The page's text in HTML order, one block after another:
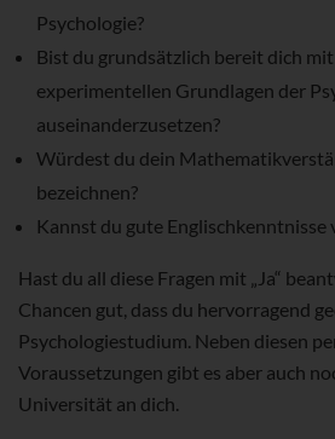
Psychologie?
Bist du grundsätzlich bereit dich
experimentellen Grundlagen der
auseinanderzusetzen?
Würdest du dein
bezeichnen?
Kannst du gute Englischkenntnisse
Hast du all diese Fragen mit „Ja“
Chancen gut, dass du hervorragend
Psychologiestudium. Neben diesen
Voraussetzungen gibt es aber auch
Universität an dich.